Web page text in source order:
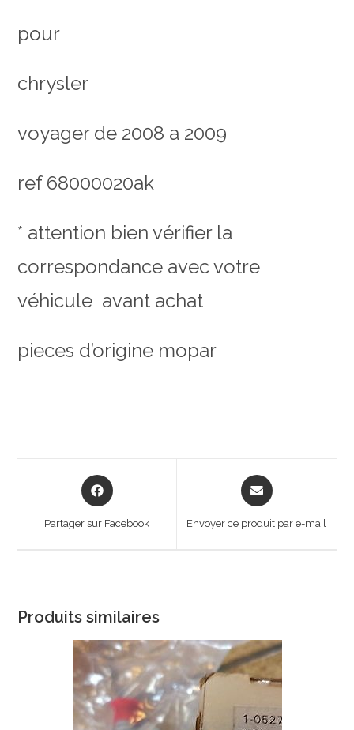
pour
chrysler
voyager de 2008 a 2009
ref 68000020ak
* attention bien vérifier la
correspondance avec votre
véhicule avant achat
pieces d’origine mopar
Opens
in
Partager sur Facebook
Opens
in
new
Envoyer ce produit par e-mail
Produits similaires